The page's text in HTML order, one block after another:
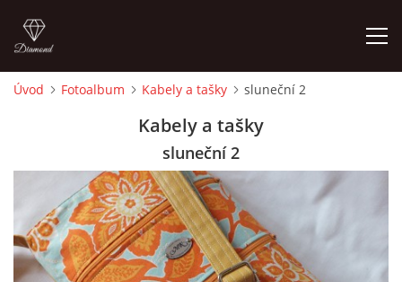
CEDULKY
MOJE POSLEDNÍ PRÁCE
Úvod Fotoalbum Kabely a tašky sluneční 2
Kabely a tašky
sluneční 2